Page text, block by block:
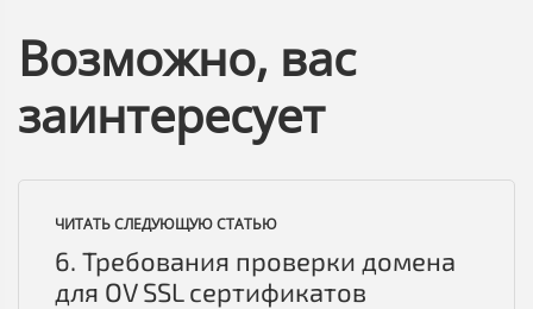
Возможно, вас
заинтересует
ЧИТАТЬ СЛЕДУЮЩУЮ СТАТЬЮ
6. Требования проверки домена
для OV SSL сертификатов